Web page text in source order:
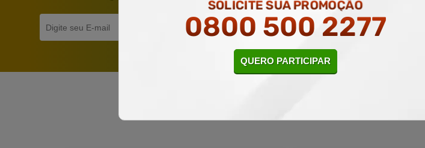
SOLICITE SUA PROMOÇÃO
0800 500 2277
QUERO PARTICIPAR